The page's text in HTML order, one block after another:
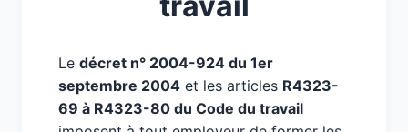
Le décret n° 2004-924 du 1er
septembre 2004 et les articles R4323-
69 à R4323-80 du Code du travail